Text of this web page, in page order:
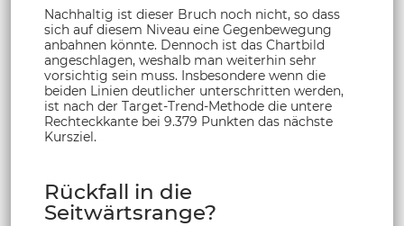
Nachhaltig ist dieser Bruch noch nicht, so dass
sich auf diesem Niveau eine Gegenbewegung
anbahnen könnte. Dennoch ist das Chartbild
angeschlagen, weshalb man weiterhin sehr
vorsichtig sein muss. Insbesondere wenn die
beiden Linien deutlicher unterschritten werden,
ist nach der Target-Trend-Methode die untere
Rechteckkante bei 9.379 Punkten das nächste
Kursziel.
Rückfall in die
Seitwärtsrange?